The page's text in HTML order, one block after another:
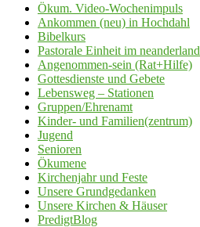
Ökum. Video-Wochenimpuls
Ankommen (neu) in Hochdahl
Bibelkurs
Pastorale Einheit im neanderland
Angenommen-sein (Rat+Hilfe)
Gottesdienste und Gebete
Lebensweg – Stationen
Gruppen/Ehrenamt
Kinder- und Familien(zentrum)
Jugend
Senioren
Ökumene
Kirchenjahr und Feste
Unsere Grundgedanken
Unsere Kirchen & Häuser
PredigtBlog